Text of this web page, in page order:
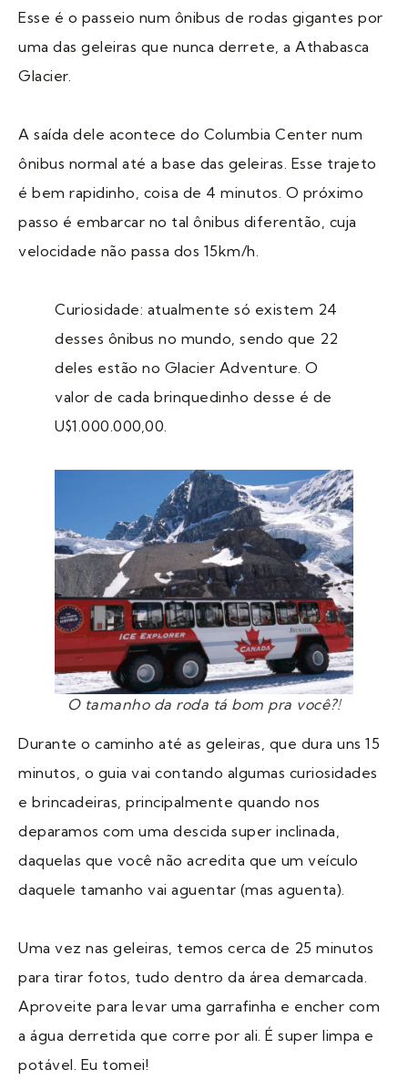
Esse é o passeio num ônibus de rodas gigantes por
uma das geleiras que nunca derrete, a Athabasca
Glacier.
A saída dele acontece do Columbia Center num
ônibus normal até a base das geleiras. Esse trajeto
é bem rapidinho, coisa de 4 minutos. O próximo
passo é embarcar no tal ônibus diferentão, cuja
velocidade não passa dos 15km/h.
Curiosidade: atualmente só existem 24
desses ônibus no mundo, sendo que 22
deles estão no Glacier Adventure. O
valor de cada brinquedinho desse é de
U$1.000.000,00.
O tamanho da roda tá bom pra você?!
Durante o caminho até as geleiras, que dura uns 15
minutos, o guia vai contando algumas curiosidades
e brincadeiras, principalmente quando nos
deparamos com uma descida super inclinada,
daquelas que você não acredita que um veículo
daquele tamanho vai aguentar (mas aguenta).
Uma vez nas geleiras, temos cerca de 25 minutos
para tirar fotos, tudo dentro da área demarcada.
Aproveite para levar uma garrafinha e encher com
a água derretida que corre por ali. É super limpa e
potável. Eu tomei!